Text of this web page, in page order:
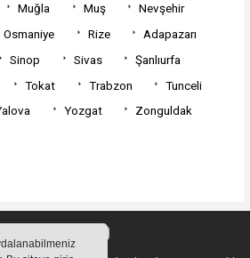
Muğla Muş
Nevşehir
Osmaniye Rize
Adapazarı
Sinop Sivas
Şanlıurfa
Tokat Trabzon
Tunceli
Yozgat
Zonguldak